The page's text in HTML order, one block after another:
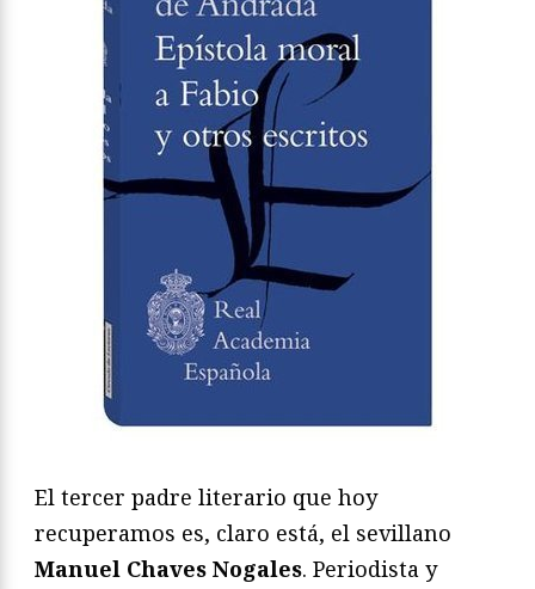
El tercer padre literario que hoy
recuperamos es, claro está, el sevillano
Manuel Chaves Nogales. Periodista y